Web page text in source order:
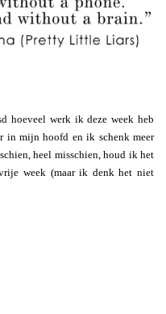
hoeveel werk ik deze week heb
in mijn hoofd en ik schenk meer
heel misschien, houd ik het
week (maar ik denk het niet